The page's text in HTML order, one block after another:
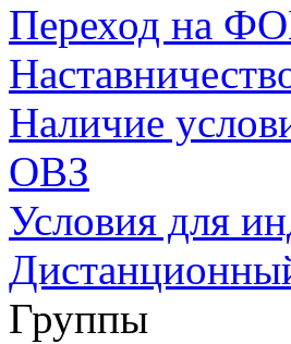
Переход на
Наличие
ОВЗ
Условия для
Группы